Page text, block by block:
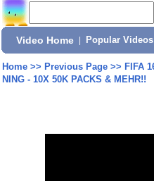
Video Home Popular Videos
Home>> Previous Page>> FIFA
NING - 10X 50K PACKS & MEHR!!